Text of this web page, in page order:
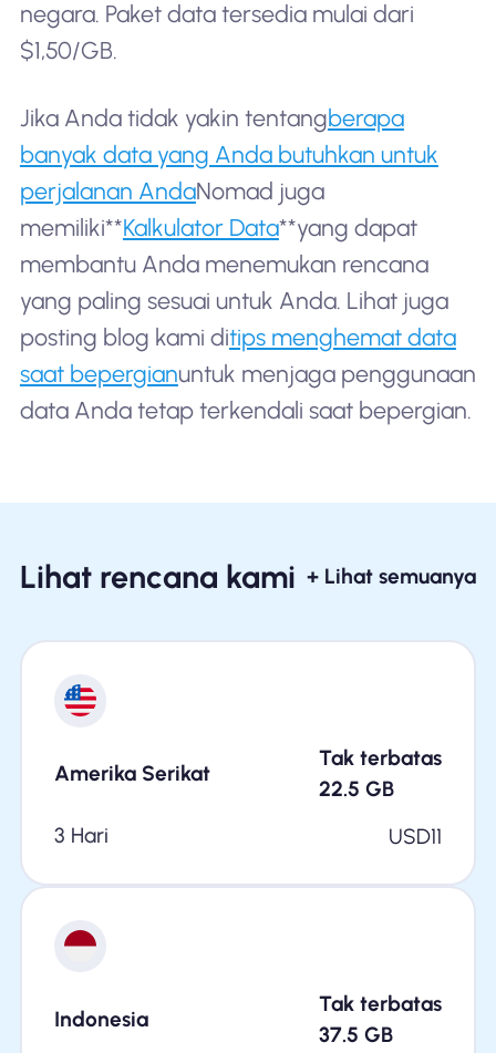
negara. Paket data tersedia mulai dari
$1,50/GB.
Jika Anda tidak yakin tentangberapa
banyak data yang Anda butuhkan untuk
perjalanan AndaNomad juga
memiliki**Kalkulator Data**yang dapat
membantu Anda menemukan rencana
yang paling sesuai untuk Anda. Lihat juga
posting blog kami ditips menghemat data
saat bepergianuntuk menjaga penggunaan
data Anda tetap terkendali saat bepergian.
Lihat rencana kami + Lihat semuanya
Amerika Serikat
Tak terbatas
22.5 GB
3 Hari
USD11
Indonesia
Tak terbatas
37.5 GB